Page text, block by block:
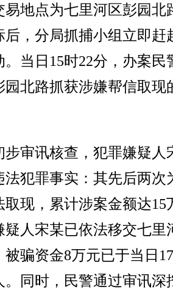
易地点为七里河区彭园北
后，分局抓捕小组立即赶
当日15时22分，办案民
园北路抓获涉嫌帮信取现
审讯核查，犯罪嫌疑人
法犯罪事实：其先后两次
取现，累计涉案金额达15
疑人宋某已依法移交七里
骗资金8万元已于当日
。同时，民警通过审讯深